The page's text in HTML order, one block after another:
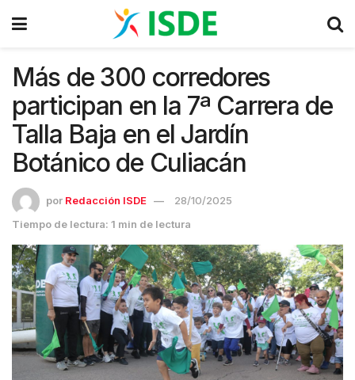
Más de 300 corredores
participan en la 7ª Carrera de
Talla Baja en el Jardín
Botánico de Culiacán
por Redacción ISDE
28/10/2025
Tiempo de lectura: 1 min de lectura